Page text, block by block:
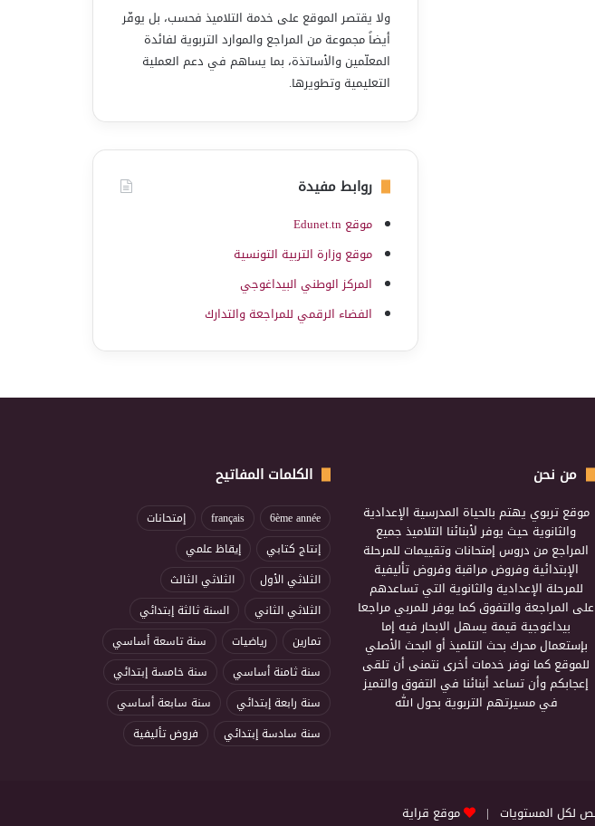
ولا يقتصر الموقع على خدمة التلاميذ فحسب، بل يوفّر
أيضاً مجموعة من المراجع والموارد التربوية لفائدة
المعلّمين والأساتذة، بما يساهم في دعم العملية
التعليمية وتطويرها.
روابط مفيدة
موقع Edunet.tn
موقع وزارة التربية التونسية
المركز الوطني البيداغوجي
الفضاء الرقمي للمراجعة والتدارك
من نحن
موقع تربوي يهتم بالحياة المدرسية الإعدادية
والثانوية حيث يوفر لأبنائنا التلاميذ جميع
المراجع من دروس إمتحانات وتقييمات للمرحلة
الإبتدائية وفروض مراقبة وفروض تأليفية
للمرحلة الإعدادية والثانوية التي تساعدهم
على المراجعة والتفوق كما يوفر للمربي مراجعا
بيداغوجية قيمة يسهل الابحار فيه إما
بإستعمال محرك بحث التلميذ أو البحث الأصلي
للموقع كما نوفر خدمات أخرى نتمنى أن تلقى
إعجابكم وأن تساعد أبنائنا في التفوق والتميز
في مسيرتهم التربوية بحول الله
الكلمات المفاتيح
6ème année
français
إمتحانات
إنتاج كتابي
إيقاظ علمي
الثلاثي الأول
الثلاثي الثالث
الثلاثي الثاني
السنة ثالثة إبتدائي
تمارين
رياضيات
سنة تاسعة أساسي
سنة ثامنة أساسي
سنة خامسة إبتدائي
سنة رابعة إبتدائي
سنة سابعة أساسي
سنة سادسة إبتدائي
فروض تأليفية
موقع قراية